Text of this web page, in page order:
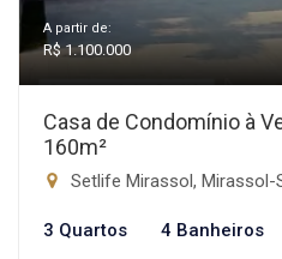
A partir de:
R$ 1.100.000
Casa de Condomínio à
160m²
Setlife Mirassol, Mirassol-
3 Quartos 4 Banheiros